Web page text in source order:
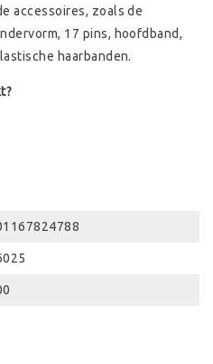
accessoires, zoals de
17 pins, hoofdband,
haarbanden.